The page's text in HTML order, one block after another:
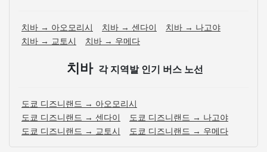
치바 → 아오모리시 치바 → 센다이
치바 → 나고야
치바 → 교토시
치바 → 우메다
치바 각 지역발 인기 버스 노선
도쿄 디즈니랜드 → 아오모리시
도쿄 디즈니랜드 → 센다이
도쿄 디즈니랜드 → 나고야
도쿄 디즈니랜드 → 교토시
도쿄 디즈니랜드 → 우메다